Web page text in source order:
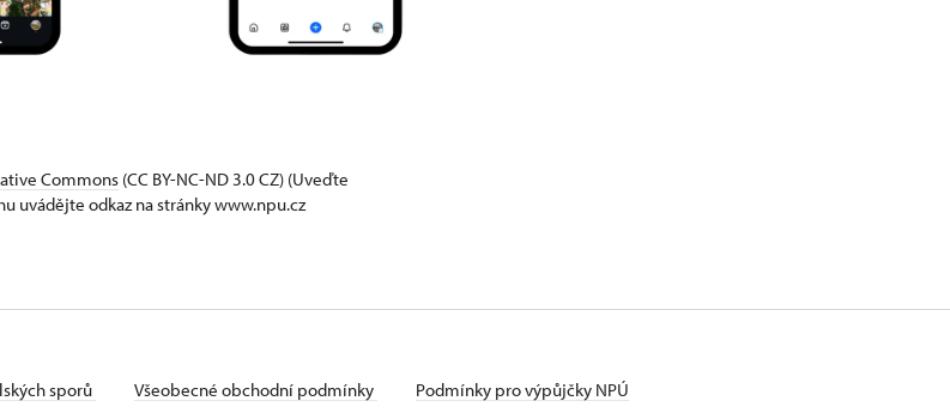
Commons (CC BY-NC-ND 3.0 CZ) (Uveďte
uvádějte odkaz na stránky www.npu.cz
sporů Všeobecné obchodní podmínky
Podmínky pro výpůjčky NPÚ